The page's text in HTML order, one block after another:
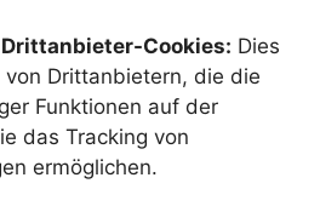
Cookies: Dies
von Drittanbietern, die die
Funktionen auf der
das Tracking von
ermöglichen.